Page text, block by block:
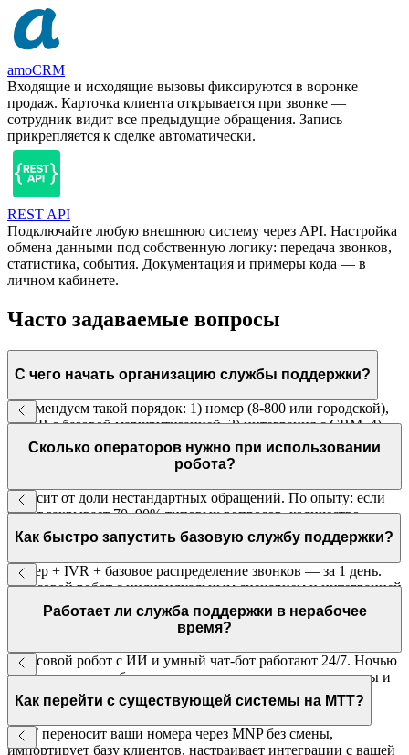
amoCRM
Входящие и исходящие вызовы фиксируются в воронке
продаж. Карточка клиента открывается при звонке —
сотрудник видит все предыдущие обращения. Запись
прикрепляется к сделке автоматически.
REST API
Подключайте любую внешнюю систему через API. Настройка
обмена данными под собственную логику: передача звонков,
статистика, события. Документация и примеры кода — в
личном кабинете.
Часто задаваемые вопросы
С чего начать организацию службы поддержки?
Рекомендуем такой порядок: 1) номер (8-800 или городской),
2) IVR с базовой маршрутизацией, 3) интеграция с CRM, 4)
голосовой робот для типовых вопросов. Каждый шаг можно
реализовать последовательно.
Сколько операторов нужно при использовании
робота?
Зависит от доли нестандартных обращений. По опыту: если
робот закрывает 70–90% типовых вопросов, количество
операторов сокращается в 3–5 раз по сравнению с
традиционной моделью.
Как быстро запустить базовую службу поддержки?
Номер + IVR + базовое распределение звонков — за 1 день.
Голосовой робот с индивидуальным сценарием и интеграцией
с CRM — 2–4 недели. МТТ ведёт проект под ключ.
Работает ли служба поддержки в нерабочее
время?
Голосовой робот с ИИ и умный чат-бот работают 24/7. Ночью
они принимают обращения, отвечают на типовые вопросы и
создают заявки в CRM. Оператор видит список ночных
обращений утром.
Как перейти с существующей системы на МТТ?
МТТ переносит ваши номера через MNP без смены,
импортирует базу клиентов, настраивает интеграции с вашей